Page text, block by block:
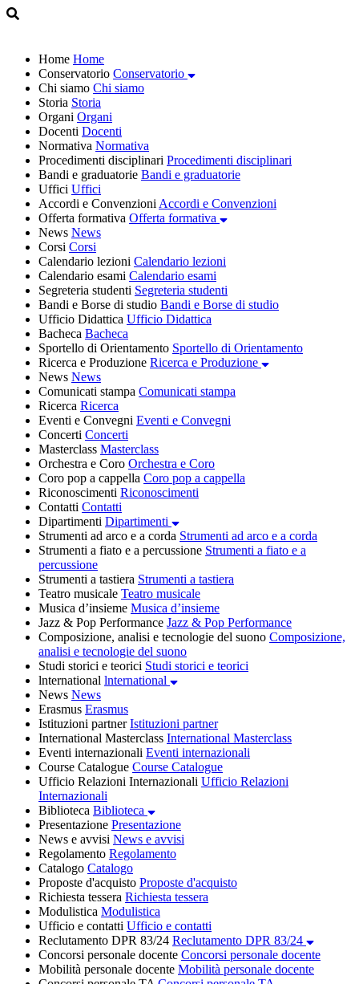
Home Home
Conservatorio Conservatorio
Chi siamo Chi siamo
Storia Storia
Organi Organi
Docenti Docenti
Normativa Normativa
Procedimenti disciplinari Procedimenti disciplinari
Bandi e graduatorie Bandi e graduatorie
Uffici Uffici
Accordi e Convenzioni Accordi e Convenzioni
Offerta formativa Offerta formativa
News News
Corsi Corsi
Calendario lezioni Calendario lezioni
Calendario esami Calendario esami
Segreteria studenti Segreteria studenti
Bandi e Borse di studio Bandi e Borse di studio
Ufficio Didattica Ufficio Didattica
Bacheca Bacheca
Sportello di Orientamento Sportello di Orientamento
Ricerca e Produzione Ricerca e Produzione
News News
Comunicati stampa Comunicati stampa
Ricerca Ricerca
Eventi e Convegni Eventi e Convegni
Concerti Concerti
Masterclass Masterclass
Orchestra e Coro Orchestra e Coro
Coro pop a cappella Coro pop a cappella
Riconoscimenti Riconoscimenti
Contatti Contatti
Dipartimenti Dipartimenti
Strumenti ad arco e a corda Strumenti ad arco e a corda
Strumenti a fiato e a percussione Strumenti a fiato e a
percussione
Strumenti a tastiera Strumenti a tastiera
Teatro musicale Teatro musicale
Musica d’insieme Musica d’insieme
Jazz & Pop Performance Jazz & Pop Performance
Composizione, analisi e tecnologie del suono Composizione,
analisi e tecnologie del suono
Studi storici e teorici Studi storici e teorici
lnternational lnternational
News News
Erasmus Erasmus
Istituzioni partner Istituzioni partner
International Masterclass International Masterclass
Eventi internazionali Eventi internazionali
Course Catalogue Course Catalogue
Ufficio Relazioni Internazionali Ufficio Relazioni
Internazionali
Biblioteca Biblioteca
Presentazione Presentazione
News e avvisi News e avvisi
Regolamento Regolamento
Catalogo Catalogo
Proposte d'acquisto Proposte d'acquisto
Richiesta tessera Richiesta tessera
Modulistica Modulistica
Ufficio e contatti Ufficio e contatti
Reclutamento DPR 83/24 Reclutamento DPR 83/24
Concorsi personale docente Concorsi personale docente
Mobilità personale docente Mobilità personale docente